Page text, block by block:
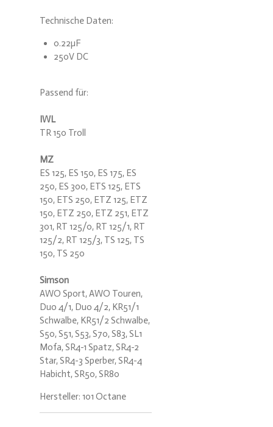
Technische Daten:
0.22µF
250V DC
Passend für:
IWL
TR 150 Troll
MZ
ES 125, ES 150, ES 175, ES
250, ES 300, ETS 125, ETS
150, ETS 250, ETZ 125, ETZ
150, ETZ 250, ETZ 251, ETZ
301, RT 125/0, RT 125/1, RT
125/2, RT 125/3, TS 125, TS
150, TS 250
Simson
AWO Sport, AWO Touren,
Duo 4/1, Duo 4/2, KR51/1
Schwalbe, KR51/2 Schwalbe,
S50, S51, S53, S70, S83, SL1
Mofa, SR4-1 Spatz, SR4-2
Star, SR4-3 Sperber, SR4-4
Habicht, SR50, SR80
Hersteller: 101 Octane